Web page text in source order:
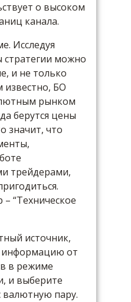
о высоком
канала.
Исследуя
можно
и не только
известно, БО
рынком
берутся цены
значит, что
трейдерами,
“Техническое
источник,
от
в режиме
и выберите
пару.